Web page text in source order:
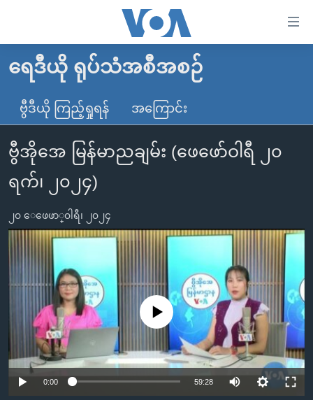
လွယ်ကူ
သည့်
Link
များ
ပင်မ
သို့
ကျော်
ကြည့်
စာမျက်နှာ
မူလစာမျက်နှာ
မြန်မာ
ကမ္ဘာ့သတင်းများ
နိုင်ငံတကာ
အမေရိကန်
အစ္စရေး-ပါလက်စတိုင်း
ဗွီဒီယို
သတင်းလွတ်လပ်ခွင့်
ရပ်ဝန်းတခု လမ်းတခု အလွန်
အင်္ဂလိပ်စာလေ့လာမယ်
အမေရိကန်သုံးအီဒီယံ
မကြေးမုံရဲ့ အင်္ဂလိပ်စာ
ရုပ်ရှင်ထဲက အင်္ဂလိပ်စာ
သုတပဒေသာ အင်္ဂလိပ်စာ
အပတ်စဉ်ကဏ္ဍများ
ရေဒီယိုနှင့်ရုပ်သံ အချက်အလက်များ
ရေဒီယို/တီဗွီအစီအစဉ်
Learning English
ဗွီအိုအေ လူမှုကွန်ယက်များ
ရေဒီယို ရုပ်သံအစီအစဉ်
ဗွီဒီယို ကြည့်ရှုရန် အကြောင်း
ဗွီအိုအေ မြန်မာညချမ်း (ဖေဖော်ဝါရီ ၂၀
ရက်၊ ၂၀၂၄)
၂၀ ေဖေဖာ္၀ါရီ၊ ၂၀၂၄
No media source currently available
0:00 59:28